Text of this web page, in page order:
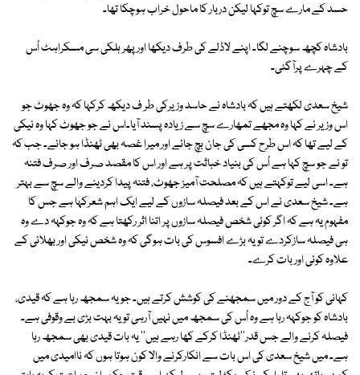
حسد کے مارے سچ توکہا لیکن دربار کا ماحول خراب ہوچکا تھا۔
بادشاہ کچھ سوچنے لگا۔ اپنے لاڈلے کی طرف دیکھا اور پھر ہلکی سی مسکراہٹ اُس
کے چہرے پرآگئی۔
شیخ سعدی لکھتے ہیں کہ بادشاہ نے حاسد وزیرکی طر ف دیکھ کرکہا کہ وہ جھوٹ جو
اس وزیر نے کہا وہ مجھے تمھارے سچ سے زیادہ پسند آیا۔اس نے جو جھوٹ کہا وہ نیکی
کے لیے تھا کہ اس طرح کسی کی جان بچ جائے اور میرا غصہ بھی ٹھنڈا ہو جائے۔ جب کہ
تو نے جو سچ کہا ہے اُس کی بنیاد خباثت پر ہے اور اس کا مقصد صرف اور صرف فتنہ
ہے۔ اسی لیے توکہتے ہیں کہ مصلحت آمیز جھوٹ، فتنہ پیدا کردینے والے سچ سے بہتر
ہے۔ شیخ سعدی نے اس کے بعد فیصلہ سازوں کے لیے ایک اہم شعرکہا ہے جس کا
مفہوم یہ ہے کہ اگر کوئی شخص فیصلہ سازوں پر اتنا اثر رکھتا ہے کہ وہ جوکہہ دے وہ
ہی فیصلہ سازکردے تو یہ بڑے افسوس کی بات ہوگی کہ وہ شخص نیکی اور بھلائی کے
علاوہ کوئی اور بات کرے۔
کہانی کو آج کے دور میں سمجھنے کی کوشش کرتے ہیں۔ جو یہ سمجھ رہا ہے کہ قیدی،
بادشاہ کو جوکہہ رہا ہے وہ اُس کی سمجھ میں نہیں آرہی تو یہ بہت بڑی بے وقوفی ہے۔
فیصلہ کرنے والے جس قدر''ٹھنڈا کرکے کھا رہے ہیں'' یہ بات قیدی بھی سمجھ رہا
ہے۔ میں شیخ سعدی کی اس بات سے انکارکرنے والا کون ہوتا ہوں کہ ناامیدی میں